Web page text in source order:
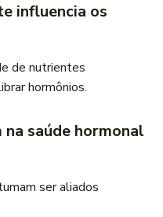
influencia os
de nutrientes
hormônios.
saúde hormonal
ser aliados